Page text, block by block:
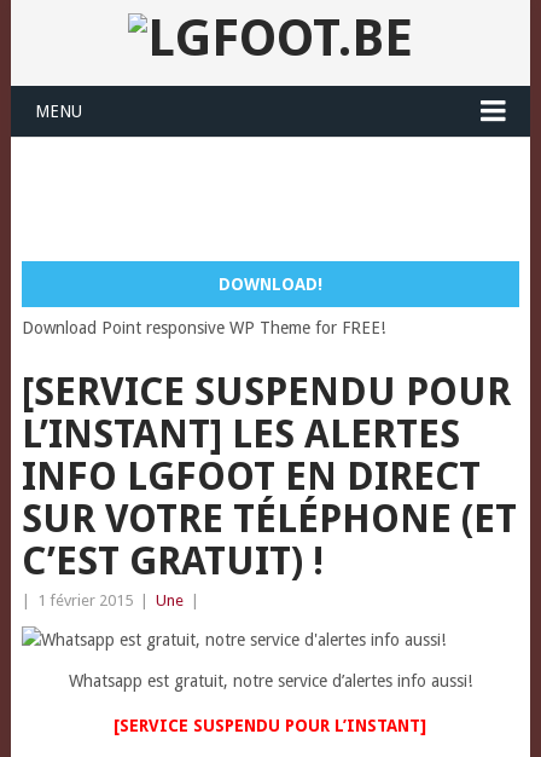
MENU
DOWNLOAD!
Download Point responsive WP Theme for FREE!
[SERVICE SUSPENDU POUR
L’INSTANT] LES ALERTES
INFO LGFOOT EN DIRECT
SUR VOTRE TÉLÉPHONE (ET
C’EST GRATUIT) !
1 février 2015 Une
Whatsapp est gratuit, notre service d’alertes info aussi!
[SERVICE SUSPENDU POUR L’INSTANT]